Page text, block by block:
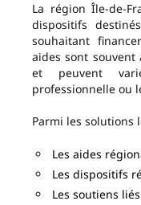
La région Île-de-
dispositifs
souhaitant
aides sont souvent
et peuvent
professionnelle ou
Parmi les solutions
Les aides
Les dispositifs
Les soutiens